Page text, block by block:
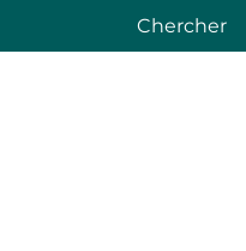
Chercher